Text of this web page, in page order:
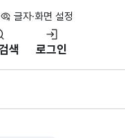
글자·화면 설정
색 로그인